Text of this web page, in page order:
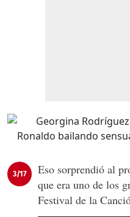
3/17
Eso sorprendió al
que era uno de los
Festival de la